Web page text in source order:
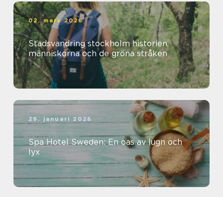
02. mars 2026
Stadsvandring stockholm historien,
människorna och de gröna stråken
29. januari 2026
Spa Hotel Sweden: En oas av lugn och
lyx